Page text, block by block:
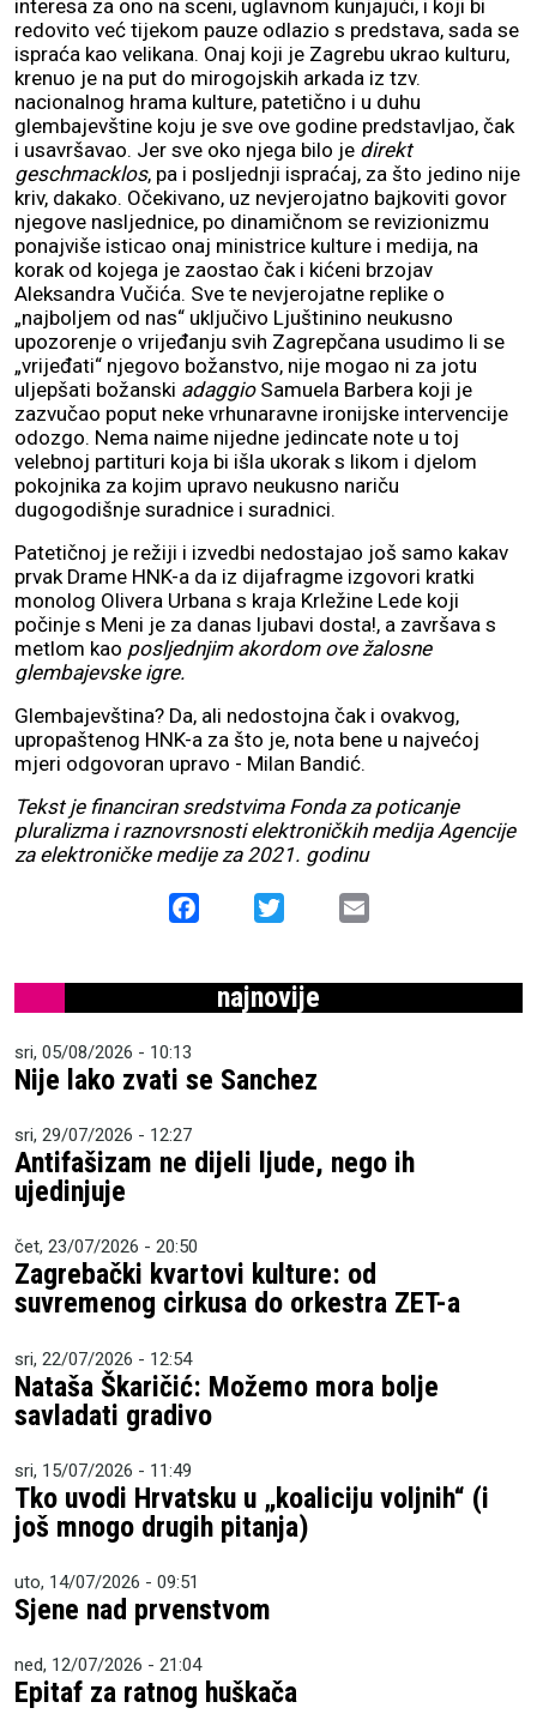
interesa za ono na sceni, uglavnom kunjajući, i koji bi
redovito već tijekom pauze odlazio s predstava, sada se
ispraća kao velikana. Onaj koji je Zagrebu ukrao kulturu,
krenuo je na put do mirogojskih arkada iz tzv.
nacionalnog hrama kulture, patetično i u duhu
glembajevštine koju je sve ove godine predstavljao, čak
i usavršavao. Jer sve oko njega bilo je direkt
geschmacklos, pa i posljednji ispraćaj, za što jedino nije
kriv, dakako. Očekivano, uz nevjerojatno bajkoviti govor
njegove nasljednice, po dinamičnom se revizionizmu
ponajviše isticao onaj ministrice kulture i medija, na
korak od kojega je zaostao čak i kićeni brzojav
Aleksandra Vučića. Sve te nevjerojatne replike o
„najboljem od nas“ uključivo Ljuštinino neukusno
upozorenje o vrijeđanju svih Zagrepčana usudimo li se
„vrijeđati“ njegovo božanstvo, nije mogao ni za jotu
uljepšati božanski adaggio Samuela Barbera koji je
zazvučao poput neke vrhunaravne ironijske intervencije
odozgo. Nema naime nijedne jedincate note u toj
velebnoj partituri koja bi išla ukorak s likom i djelom
pokojnika za kojim upravo neukusno nariču
dugogodišnje suradnice i suradnici.
Patetičnoj je režiji i izvedbi nedostajao još samo kakav
prvak Drame HNK-a da iz dijafragme izgovori kratki
monolog Olivera Urbana s kraja Krležine Lede koji
počinje s Meni je za danas ljubavi dosta!, a završava s
metlom kao posljednjim akordom ove žalosne
glembajevske igre.
Glembajevština? Da, ali nedostojna čak i ovakvog,
upropaštenog HNK-a za što je, nota bene u najvećoj
mjeri odgovoran upravo - Milan Bandić.
Tekst je financiran sredstvima Fonda za poticanje
pluralizma i raznovrsnosti elektroničkih medija Agencije
za elektroničke medije za 2021. godinu
Facebook
najnovije
sri, 05/08/2026 - 10:13
Nije lako zvati se Sanchez
sri, 29/07/2026 - 12:27
Antifašizam ne dijeli ljude, nego ih
ujedinjuje
čet, 23/07/2026 - 20:50
Zagrebački kvartovi kulture: od
suvremenog cirkusa do orkestra ZET-a
sri, 22/07/2026 - 12:54
Nataša Škaričić: Možemo mora bolje
savladati gradivo
sri, 15/07/2026 - 11:49
Tko uvodi Hrvatsku u „koaliciju voljnih“ (i
još mnogo drugih pitanja)
uto, 14/07/2026 - 09:51
Sjene nad prvenstvom
ned, 12/07/2026 - 21:04
Epitaf za ratnog huškača